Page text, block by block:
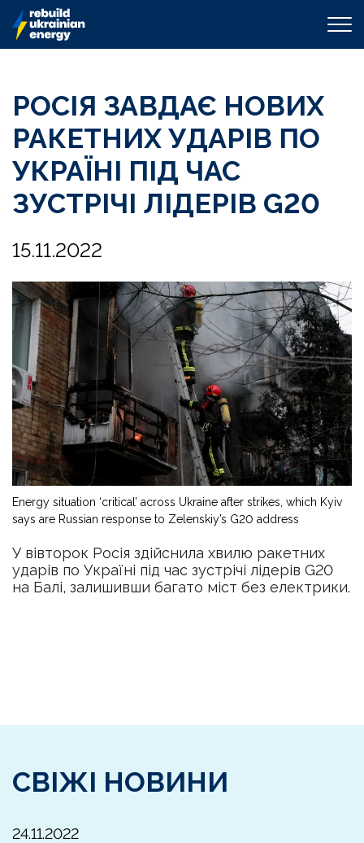
РОСІЯ ЗАВДАЄ НОВИХ
РАКЕТНИХ УДАРІВ ПО
УКРАЇНІ ПІД ЧАС
ЗУСТРІЧІ ЛІДЕРІВ G20
15.11.2022
Energy situation ‘critical’ across Ukraine after strikes, which Kyiv
says are Russian response to Zelenskiy’s G20 address
У вівторок Росія здійснила хвилю ракетних
ударів по Україні під час зустрічі лідерів G20
на Балі, залишивши багато міст без електрики.
СВІЖІ НОВИНИ
24.11.2022